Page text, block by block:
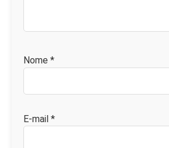
Nome *
E-mail *